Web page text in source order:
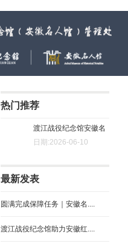
热门推荐
渡江战役纪念馆安徽名
人馆....
日期:2026-06-10
最新发表
圆满完成保障任务｜安徽名....
渡江战役纪念馆助力安徽红....